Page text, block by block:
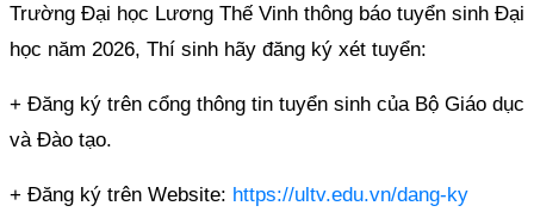
Trường Đại học Lương Thế Vinh thông báo tuyển sinh Đại
học năm 2026, Thí sinh hãy đăng ký xét tuyển:
+ Đăng ký trên cổng thông tin tuyển sinh của Bộ Giáo dục
và Đào tạo.
+ Đăng ký trên Website: https://ultv.edu.vn/dang-ky